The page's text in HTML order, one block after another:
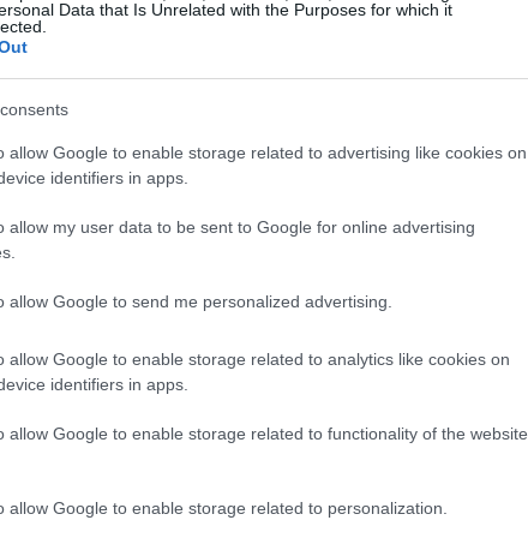
Data that Is Unrelated with the Purposes for which it
allow Google to enable storage related to advertising like cookies on
identifiers in apps.
allow my user data to be sent to Google for online advertising
allow Google to send me personalized advertising.
allow Google to enable storage related to analytics like cookies on
identifiers in apps.
allow Google to enable storage related to functionality of the website
allow Google to enable storage related to personalization.
κρατών-μελών. Ιδιαίτερη έμφαση
στρατιωτικών δυνατοτήτων, όπως
ολοκληρωμένη αεράμυνα και
συστήματα, τεχνολογίες αιχμής,
ένα διαλειτουργικό διατλαντικό
επιχειρήσεις (warfighting cloud),
νοημοσύνης.
19:37